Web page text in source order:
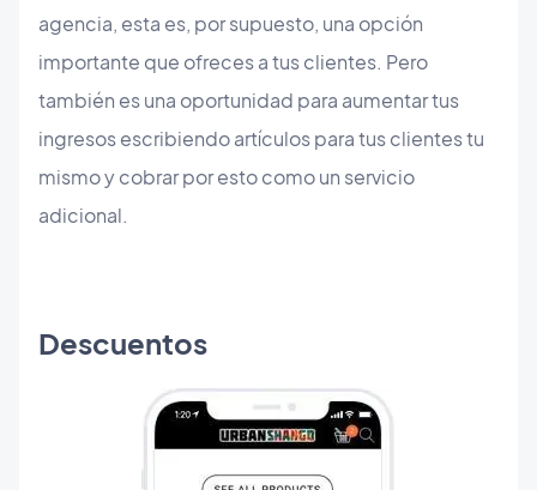
agencia, esta es, por supuesto, una opción
importante que ofreces a tus clientes. Pero
también es una oportunidad para aumentar tus
ingresos escribiendo artículos para tus clientes tu
mismo y cobrar por esto como un servicio
adicional.
Descuentos